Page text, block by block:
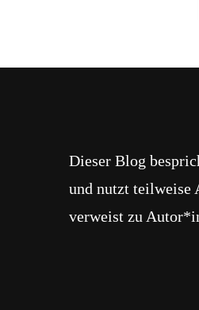
Dieser Blog
und nutzt
verweist zu